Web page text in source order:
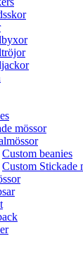
mössor
Custom beanies
Custom Stickade